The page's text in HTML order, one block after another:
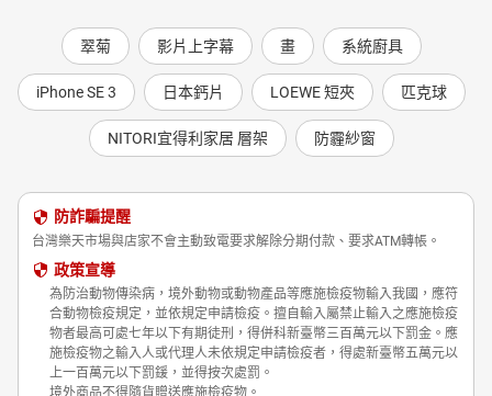
翠菊 影片上字幕 畫 系統廚具
iPhone SE 3 日本鈣片 LOEWE 短夾 匹克球
NITORI宜得利家居 層架 防霾紗窗
防詐騙提醒
台灣樂天市場與店家不會主動致電要求解除分期付款、要求ATM轉帳。
政策宣導
為防治動物傳染病，境外動物或動物產品等應施檢疫物輸入我國，應符
合動物檢疫規定，並依規定申請檢疫。擅自輸入屬禁止輸入之應施檢疫
物者最高可處七年以下有期徒刑，得併科新臺幣三百萬元以下罰金。應
施檢疫物之輸入人或代理人未依規定申請檢疫者，得處新臺幣五萬元以
上一百萬元以下罰鍰，並得按次處罰。
境外商品不得隨貨贈送應施檢疫物。